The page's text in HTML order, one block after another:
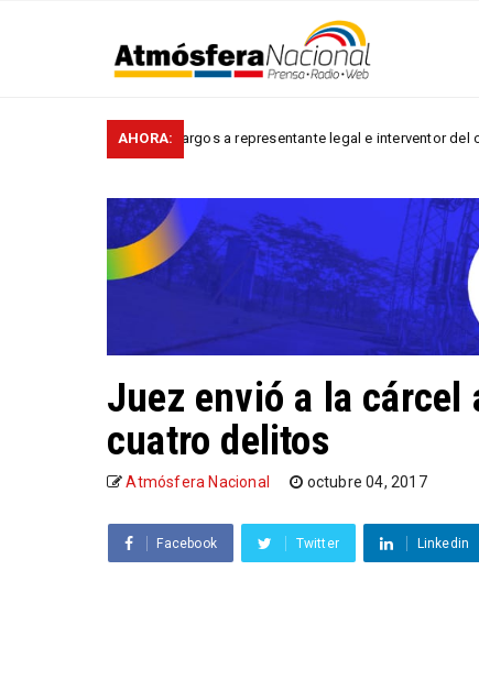
AHORA:
Cargos a representante legal e interventor del consorcio
Juez envió a la
cuatro delitos
Atmósfera Nacional octubre 04, 2017
Facebook Twitter Linkedin